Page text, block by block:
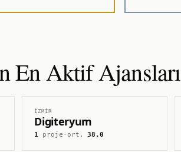
En Aktif Ajansları
İZMIR
Digiteryum
1 proje · ort.38.0